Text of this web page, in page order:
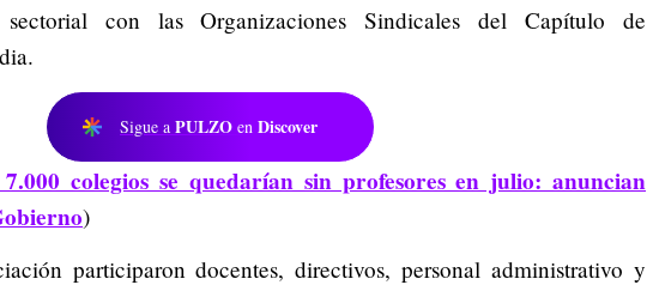
con las Organizaciones Sindicales del Capítulo de
Sigue a PULZO en Discover
colegios se quedarían sin profesores en julio: anuncian
)
participaron docentes, directivos, personal administrativo y